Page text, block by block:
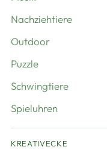
Nachziehtiere
Outdoor
Puzzle
Schwingtiere
Spieluhren
KREATIVECKE